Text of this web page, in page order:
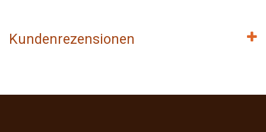
Kundenrezensionen